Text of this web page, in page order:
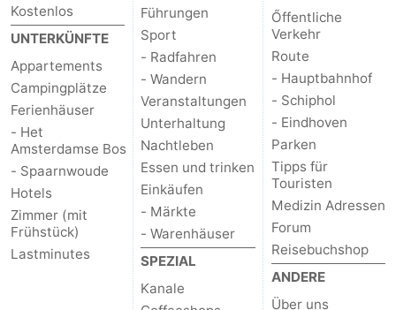
Reisebuchshop
Őffentliche
Verkehr
Route
Hauptbahnhof
Schiphol
Eindhoven
Parken
Kostenlos
UNTERKÜNFTE
Appartements
Campingplätze
Ferienhäuser
- Het
Amsterdamse Bos
- Spaarnwoude
Hotels
Zimmer (mit
Frühstück)
Lastminutes
Führungen
Sport
- Radfahren
- Wandern
Veranstaltungen
Unterhaltung
Nachtleben
Essen und trinken
Einkäufen
- Märkte
- Warenhäuser
SPEZIAL
Kanale
Őffentliche
Verkehr
Route
- Hauptbahnhof
- Schiphol
- Eindhoven
Parken
Tipps für
Touristen
Medizin Adressen
Forum
Reisebuchshop
ANDERE
Über uns